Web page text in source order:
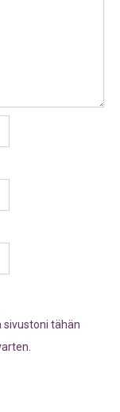
sivustoni tähän